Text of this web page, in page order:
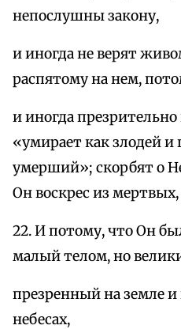
непослушны закону,
и иногда не верят
распятому на нем,
и иногда
«умирает как злодей и
умерший»; скорбят о
Он воскрес из
22. И потому, что Он
малый телом, но
презренный на земле
небесах,